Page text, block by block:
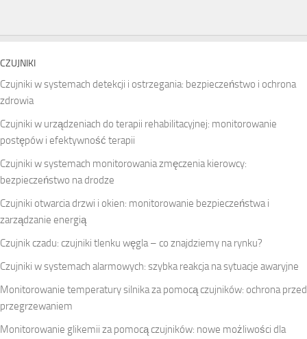
CZUJNIKI
Czujniki w systemach detekcji i ostrzegania: bezpieczeństwo i ochrona
zdrowia
Czujniki w urządzeniach do terapii rehabilitacyjnej: monitorowanie
postępów i efektywność terapii
Czujniki w systemach monitorowania zmęczenia kierowcy:
bezpieczeństwo na drodze
Czujniki otwarcia drzwi i okien: monitorowanie bezpieczeństwa i
zarządzanie energią
Czujnik czadu: czujniki tlenku węgla – co znajdziemy na rynku?
Czujniki w systemach alarmowych: szybka reakcja na sytuacje awaryjne
Monitorowanie temperatury silnika za pomocą czujników: ochrona przed
przegrzewaniem
Monitorowanie glikemii za pomocą czujników: nowe możliwości dla